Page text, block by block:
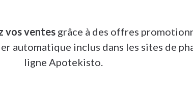
vos ventes grâce à des offres
automatique inclus dans les sites de
ligne Apotekisto.